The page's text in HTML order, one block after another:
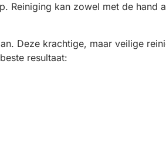
Reiniging kan zowel met de hand
Deze krachtige, maar veilige
resultaat: